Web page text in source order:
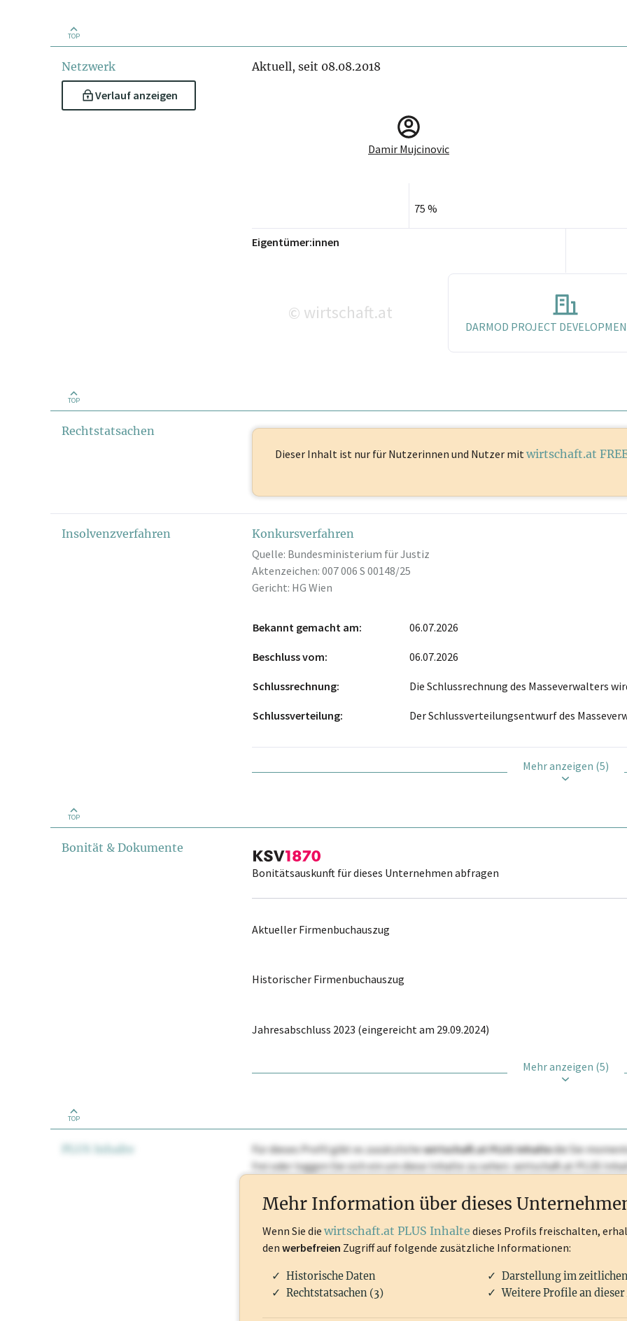
TOP
Netzwerk
Verlauf anzeigen
Aktuell, seit 08.08.2018
Damir Mujcinovic
75 %
Eigentümer:innen
© wirtschaft.at
DARMOD PROJECT
TOP
Rechtstatsachen
Dieser Inhalt ist nur für Nutzerinnen und Nutzer mitwirtschaft.at
Insolvenzverfahren
Konkursverfahren
Quelle: Bundesministerium für Justiz
Aktenzeichen: 007 006 S 00148/25
Gericht: HG Wien
Bekannt gemacht am 06.07.2026
Beschluss vom 06.07.2026
Schlussrechnung Die Schlussrechnung des Masseverwalters
Schlussverteilung Der Schlussverteilungsentwurf des
Mehr anzeigen (5)
TOP
Bonität & Dokumente
Bonitätsauskunft für dieses Unternehmen abfragen
Aktueller Firmenbuchauszug
Historischer Firmenbuchauszug
Jahresabschluss 2023 (eingereicht am 29.09.2024)
Mehr anzeigen (5)
TOP
PLUS Inhalte Für dieses Profil gibt es zusätzlichewirtschaft.at PLUS Inhaltedie Sie
frei oder loggen Sie sich ein um diese Inhalte zu sehen. wirtschaft.at PLUS
Mehr Information über dieses
Wenn Sie die wirtschaft.at PLUS Inhalte dieses Profils freischalten,
den werbefreien Zugriff auf folgende zusätzliche Informationen:
Historische Daten
Darstellung im
Rechtstatsachen (3)
Weitere Profile an dieser